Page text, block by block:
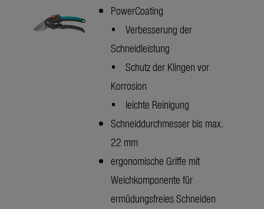
PowerCoating
• Verbesserung der
Schneidleistung
• Schutz der Klingen vor
Korrosion
• leichte Reinigung
Schneiddurchmesser bis max.
22 mm
ergonomische Griffe mit
Weichkomponente für
ermüdungsfreies Schneiden